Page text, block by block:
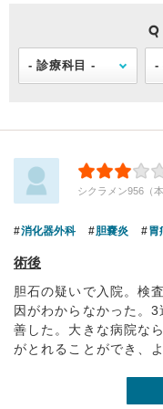
シクラメン956（
消化器外科 胆嚢炎 胃
術後
胆石の疑いで入院。検
因がわからなかった。
善した。大きな病院な
がとれることができ、